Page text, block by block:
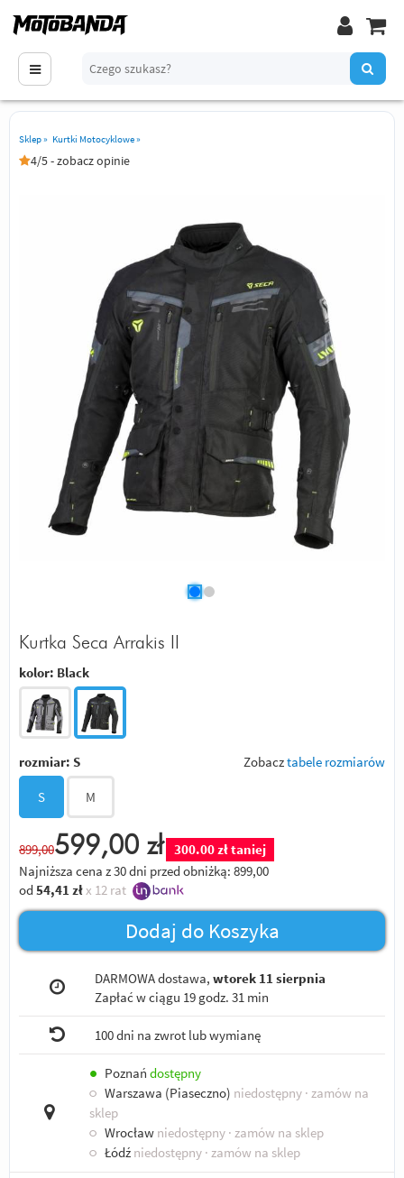
Sklep» Kurtki Motocyklowe»
4/5 - zobacz opinie
Kurtka Seca Arrakis II
kolor: Black
rozmiar: S Zobacztabele rozmiarów
S M
899,00599,00 zł
300.00 zł taniej
Najniższa cena z 30 dni przed obniżką: 899,00
od 54,41 zł x 12 rat
Dodaj do Koszyka
DARMOWA dostawa,wtorek 11 sierpnia
Zapłać w ciągu 19 godz. 31 min
100 dni na zwrot lub wymianę
● Poznań dostępny
○ Warszawa (Piaseczno) niedostępny · zamów na
sklep
○ Wrocław niedostępny · zamów na sklep
○ Łódź niedostępny · zamów na sklep